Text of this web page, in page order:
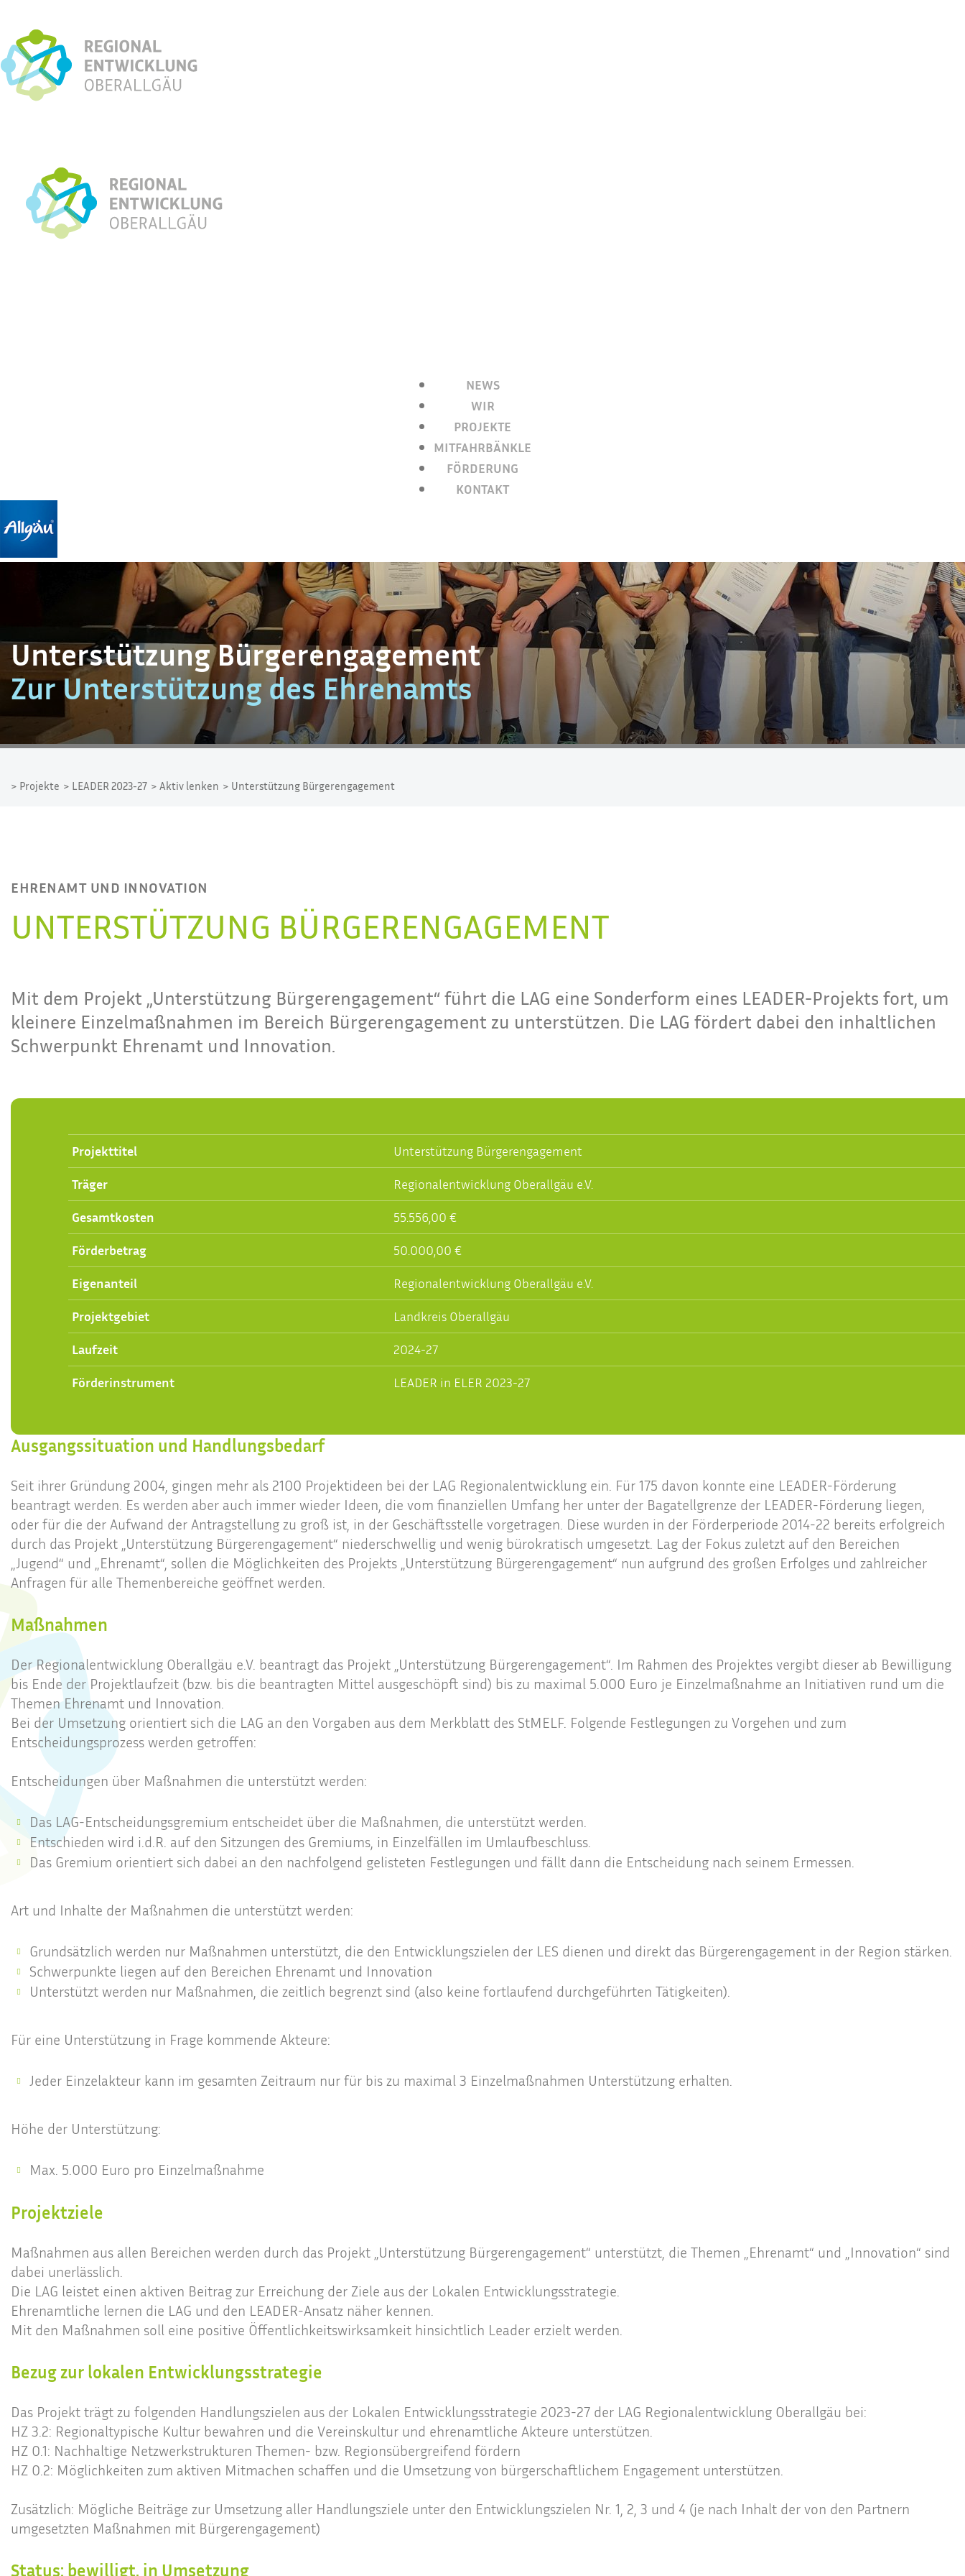
NEWS
WIR
PROJEKTE
MITFAHRBÄNKLE
FÖRDERUNG
KONTAKT
Unterstützung Bürgerengagement
Zur Unterstützung des Ehrenamts
> Projekte > LEADER 2023-27 > Aktiv lenken > Unterstützung Bürgerengagement
EHRENAMT UND INNOVATION
UNTERSTÜTZUNG BÜRGERENGAGEMENT
Mit dem Projekt „Unterstützung Bürgerengagement“ führt die LAG eine Sonderform eines LEADER-Projekts fort, um
kleinere Einzelmaßnahmen im Bereich Bürgerengagement zu unterstützen. Die LAG fördert dabei den inhaltlichen
Schwerpunkt Ehrenamt und Innovation.
Projekttitel Unterstützung Bürgerengagement
Träger Regionalentwicklung Oberallgäu e.V.
Gesamtkosten 55.556,00 €
Förderbetrag 50.000,00 €
Eigenanteil Regionalentwicklung Oberallgäu e.V.
Projektgebiet Landkreis Oberallgäu
Laufzeit 2024-27
Förderinstrument LEADER in ELER 2023-27
Ausgangssituation und Handlungsbedarf
Seit ihrer Gründung 2004, gingen mehr als 2100 Projektideen bei der LAG Regionalentwicklung ein. Für 175 davon konnte eine LEADER-Förderung
beantragt werden. Es werden aber auch immer wieder Ideen, die vom finanziellen Umfang her unter der Bagatellgrenze der LEADER-Förderung liegen,
oder für die der Aufwand der Antragstellung zu groß ist, in der Geschäftsstelle vorgetragen. Diese wurden in der Förderperiode 2014-22 bereits erfolgreich
durch das Projekt „Unterstützung Bürgerengagement“ niederschwellig und wenig bürokratisch umgesetzt. Lag der Fokus zuletzt auf den Bereichen
„Jugend“ und „Ehrenamt“, sollen die Möglichkeiten des Projekts „Unterstützung Bürgerengagement“ nun aufgrund des großen Erfolges und zahlreicher
Anfragen für alle Themenbereiche geöffnet werden.
Maßnahmen
Der Regionalentwicklung Oberallgäu e.V. beantragt das Projekt „Unterstützung Bürgerengagement“. Im Rahmen des Projektes vergibt dieser ab Bewilligung
bis Ende der Projektlaufzeit (bzw. bis die beantragten Mittel ausgeschöpft sind) bis zu maximal 5.000 Euro je Einzelmaßnahme an Initiativen rund um die
Themen Ehrenamt und Innovation.
Bei der Umsetzung orientiert sich die LAG an den Vorgaben aus dem Merkblatt des StMELF. Folgende Festlegungen zu Vorgehen und zum
Entscheidungsprozess werden getroffen:
Entscheidungen über Maßnahmen die unterstützt werden:
Das LAG-Entscheidungsgremium entscheidet über die Maßnahmen, die unterstützt werden.
Entschieden wird i.d.R. auf den Sitzungen des Gremiums, in Einzelfällen im Umlaufbeschluss.
Das Gremium orientiert sich dabei an den nachfolgend gelisteten Festlegungen und fällt dann die Entscheidung nach seinem Ermessen.
Art und Inhalte der Maßnahmen die unterstützt werden:
Grundsätzlich werden nur Maßnahmen unterstützt, die den Entwicklungszielen der LES dienen und direkt das Bürgerengagement in der Region stärken.
Schwerpunkte liegen auf den Bereichen Ehrenamt und Innovation
Unterstützt werden nur Maßnahmen, die zeitlich begrenzt sind (also keine fortlaufend durchgeführten Tätigkeiten).
Für eine Unterstützung in Frage kommende Akteure:
Jeder Einzelakteur kann im gesamten Zeitraum nur für bis zu maximal 3 Einzelmaßnahmen Unterstützung erhalten.
Höhe der Unterstützung:
Max. 5.000 Euro pro Einzelmaßnahme
Projektziele
Maßnahmen aus allen Bereichen werden durch das Projekt „Unterstützung Bürgerengagement“ unterstützt, die Themen „Ehrenamt“ und „Innovation“ sind
dabei unerlässlich.
Die LAG leistet einen aktiven Beitrag zur Erreichung der Ziele aus der Lokalen Entwicklungsstrategie.
Ehrenamtliche lernen die LAG und den LEADER-Ansatz näher kennen.
Mit den Maßnahmen soll eine positive Öffentlichkeitswirksamkeit hinsichtlich Leader erzielt werden.
Bezug zur lokalen Entwicklungsstrategie
Das Projekt trägt zu folgenden Handlungszielen aus der Lokalen Entwicklungsstrategie 2023-27 der LAG Regionalentwicklung Oberallgäu bei:
HZ 3.2: Regionaltypische Kultur bewahren und die Vereinskultur und ehrenamtliche Akteure unterstützen.
HZ 0.1: Nachhaltige Netzwerkstrukturen Themen- bzw. Regionsübergreifend fördern
HZ 0.2: Möglichkeiten zum aktiven Mitmachen schaffen und die Umsetzung von bürgerschaftlichem Engagement unterstützen.
Zusätzlich: Mögliche Beiträge zur Umsetzung aller Handlungsziele unter den Entwicklungszielen Nr. 1, 2, 3 und 4 (je nach Inhalt der von den Partnern
umgesetzten Maßnahmen mit Bürgerengagement)
Status: bewilligt, in Umsetzung